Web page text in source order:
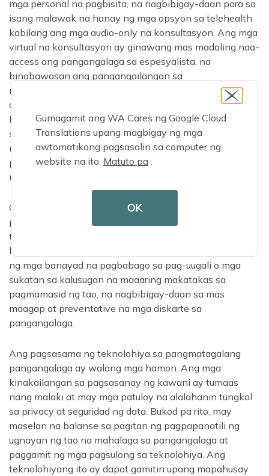
mga personal na pagbisita, na nagbibigay-daan para sa
isang malawak na hanay ng mga opsyon sa telehealth
kabilang ang mga audio-only na konsultasyon. Ang mga
virtual na konsultasyon ay ginawang mas madaling naa-
access ang pangangalaga sa espesyalista, na
binabawasan ang pangangailangan sa
nakababahalang transportasyon at pinapataas ang
access para sa mga residente sa mga rural na lugar.
Maaaring subaybayan ng mga remote monitoring
system ang mahahalagang palatandaan at magpadala
ng mga alerto sa mga provider ng pangangalagang
pangkalusugan sa mga potensyal na isyu bago sila
maging mga emerhensiya.
Ginagamit ang artificial intelligence at machine learning
para suriin ang isang hanay ng data ng kalusugan at
tumulong na hulaan at maiwasan ang mga isyu sa
kalusugan. Ang mga system na ito ay maaaring tumukoy
ng mga banayad na pagbabago sa pag-uugali o mga
sukatan sa kalusugan na maaaring makatakas sa
pagmamasid ng tao, na nagbibigay-daan sa mas
maagap at preventative na mga diskarte sa
pangangalaga.
Ang pagsasama ng teknolohiya sa pangmatagalang
pangangalaga ay walang mga hamon. Ang mga
kinakailangan sa pagsasanay ng kawani ay tumaas
nang malaki at may mga patuloy na alalahanin tungkol
sa privacy at seguridad ng data. Bukod pa rito, may
maselan na balanse sa pagitan ng pagpapanatili ng
ugnayan ng tao na mahalaga sa pangangalaga at
paggamit ng mga pagsulong sa teknolohiya. Ang
teknolohiyang ito ay dapat gamitin upang mapahusay
Gumagamit ang WA Cares ng Google Cloud
Translations upang magbigay ng mga
awtomatikong pagsasalin sa computer ng
website na ito. Matuto pa.
OK